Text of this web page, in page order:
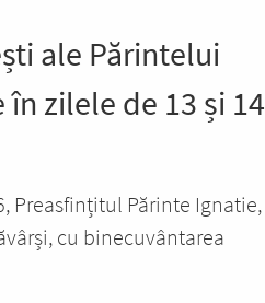
ale Părintelui
zilele de 13 și 14
Preasfințitul Părinte Ignatie,
cu binecuvântarea